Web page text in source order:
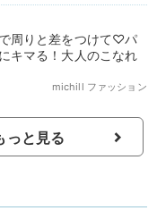
周りと差をつけて♡パ
キマる！大人のこなれ
michill ファッション
っと見る